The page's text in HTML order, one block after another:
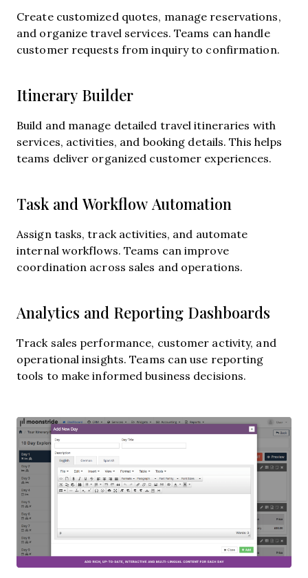
Create customized quotes, manage reservations,
and organize travel services. Teams can handle
customer requests from inquiry to confirmation.
Itinerary Builder
Build and manage detailed travel itineraries with
services, activities, and booking details. This helps
teams deliver organized customer experiences.
Task and Workflow Automation
Assign tasks, track activities, and automate
internal workflows. Teams can improve
coordination across sales and operations.
Analytics and Reporting Dashboards
Track sales performance, customer activity, and
operational insights. Teams can use reporting
tools to make informed business decisions.